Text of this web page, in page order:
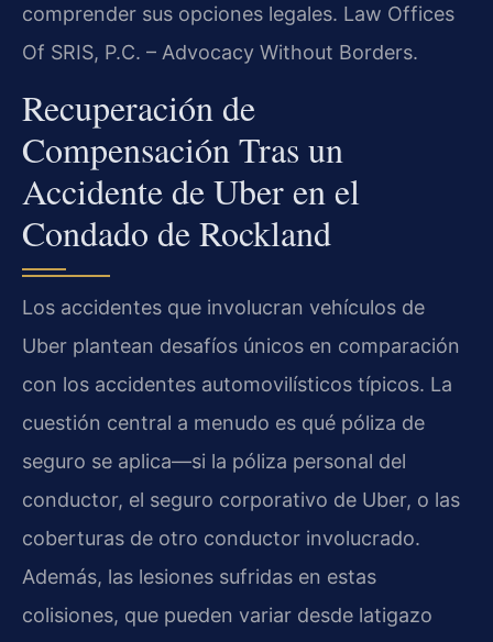
comprender sus opciones legales. Law Offices
Of SRIS, P.C. – Advocacy Without Borders.
Recuperación de
Compensación Tras un
Accidente de Uber en el
Condado de Rockland
Los accidentes que involucran vehículos de
Uber plantean desafíos únicos en comparación
con los accidentes automovilísticos típicos. La
cuestión central a menudo es qué póliza de
seguro se aplica—si la póliza personal del
conductor, el seguro corporativo de Uber, o las
coberturas de otro conductor involucrado.
Además, las lesiones sufridas en estas
colisiones, que pueden variar desde latigazo